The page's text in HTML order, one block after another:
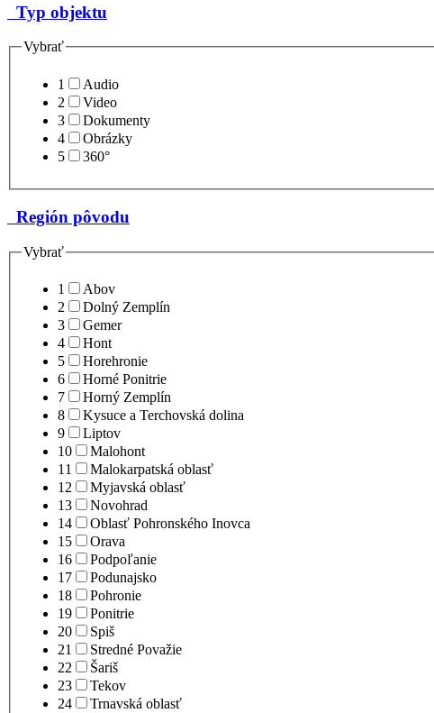
Typ objektu
Vybrať
1
Audio
2
Video
3
Dokumenty
4
Obrázky
5
360°
Región pôvodu
Vybrať
1
Abov
2
Dolný Zemplín
3
Gemer
4
Hont
5
Horehronie
6
Horné Ponitrie
7
Horný Zemplín
8
Kysuce a Terchovská dolina
9
Liptov
10
Malohont
11
Malokarpatská oblasť
12
Myjavská oblasť
13
Novohrad
14
Oblasť Pohronského Inovca
15
Orava
16
Podpoľanie
17
Podunajsko
18
Pohronie
19
Ponitrie
20
Spiš
21
Stredné Považie
22
Šariš
23
Tekov
24
Trnavská oblasť